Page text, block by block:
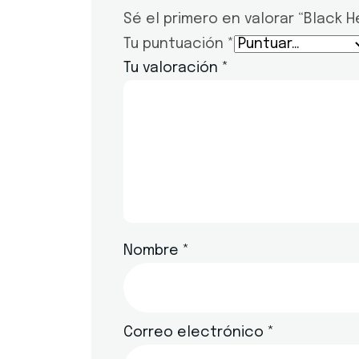
Sé el primero en valorar “Black
Tu puntuación *
Tu valoración *
Nombre *
Correo electrónico *